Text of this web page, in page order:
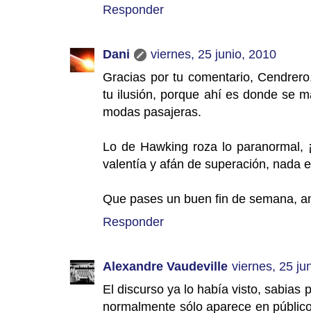
Responder
Dani
viernes, 25 junio, 2010
Gracias por tu comentario,
tu ilusión, porque ahí es donde se
modas pasajeras.
Lo de Hawking roza lo paranormal,
valentía y afán de superación, nada
Que pases un buen fin de semana,
Responder
Alexandre Vaudeville viernes, 25
El discurso ya lo había visto, sabias
normalmente sólo aparece en